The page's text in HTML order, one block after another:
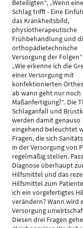
Beteiligten“, „Wenn
Schlag trifft - Eine
das Krankheitsbild,
physiotherapeutische
Frühbehandlung und
orthopädietechnische
Versorgung der
„Wie erkenne ich die
einer Versorgung mit
konfektionierten
ab wann geht nur noch
Maßanfertigung?“. Die
Schlaganfall und
werden damit genauso
eingehend beleuchtet
Fragen, die sich
in der Versorgung von
regelmäßig stellen.
Diagnose überhaupt
Hilfsmittel und das
Hilfsmittel zum
ich ein vorgefertigtes
verändern? Wann wird
Versorgung
Diesen drei Fragen